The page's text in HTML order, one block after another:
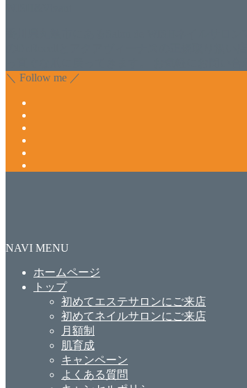
＼ Follow me ／
NAVI MENU
ホームページ
トップ
初めてエステサロンにご来店
初めてネイルサロンにご来店
月額制
肌育成
キャンペーン
よくある質問